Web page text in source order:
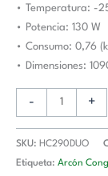
• Temperatura: -
• Potencia: 130 W
• Consumo: 0,76
• Dimensiones:
- +
SKU: HC290DUO
Etiqueta: Arcón